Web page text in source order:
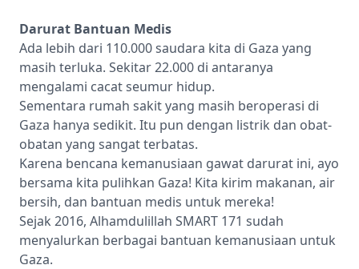
Darurat Bantuan Medis
Ada lebih dari 110.000 saudara kita di Gaza yang
masih terluka. Sekitar 22.000 di antaranya
mengalami cacat seumur hidup.
Sementara rumah sakit yang masih beroperasi di
Gaza hanya sedikit. Itu pun dengan listrik dan obat-
obatan yang sangat terbatas.
Karena bencana kemanusiaan gawat darurat ini, ayo
bersama kita pulihkan Gaza! Kita kirim makanan, air
bersih, dan bantuan medis untuk mereka!
Sejak 2016, Alhamdulillah SMART 171 sudah
menyalurkan berbagai bantuan kemanusiaan untuk
Gaza.